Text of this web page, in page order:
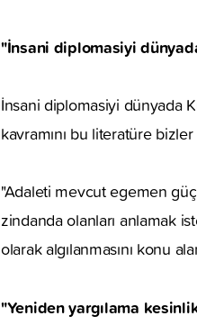
"İnsani diplomasiyi
İnsani diplomasiyi dünyada
kavramını bu literatüre
"Adaleti mevcut egemen
zindanda olanları anlamak
olarak algılanmasını konu
"Yeniden yargılama